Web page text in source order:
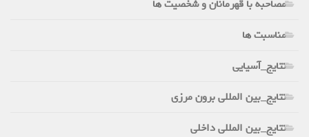
مصاحبه با قهرمانان و شخصیت ها
مناسبت ها
نتایج_آسیایی
نتایج_بین المللی برون مرزی
نتایج_بین المللی داخلی